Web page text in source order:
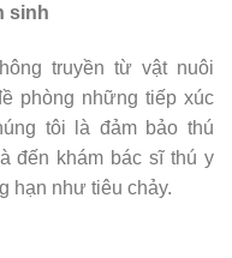
sinh
truyền từ vật nuôi
phòng những tiếp xúc
tôi là đảm bảo thú
đến khám bác sĩ thú y
hạn như tiêu chảy.